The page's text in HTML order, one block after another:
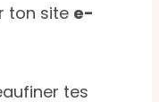
ton site e-
tes